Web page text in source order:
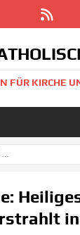
FÜR KIRCHE